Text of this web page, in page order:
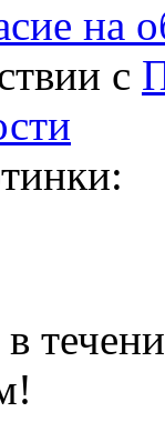
на
с